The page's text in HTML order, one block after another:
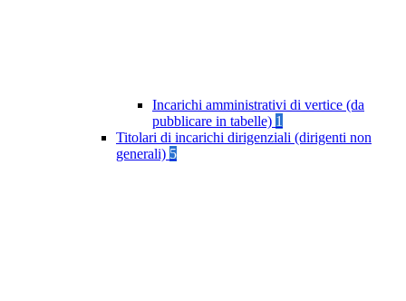
Incarichi amministrativi di vertice (da
pubblicare in tabelle) 1
Titolari di incarichi dirigenziali (dirigenti non
generali) 5